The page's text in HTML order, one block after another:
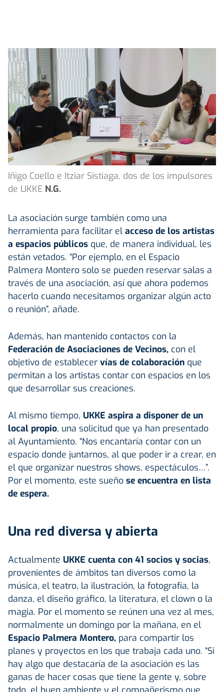
Iñigo Coello e Itziar Sistiaga, dos de los impulsores
de UKKE N.G.
La asociación surge también como una
herramienta para facilitar el acceso de los artistas
a espacios públicos que, de manera individual, les
están vetados. “Por ejemplo, en el Espacio
Palmera Montero solo se pueden reservar salas a
través de una asociación, así que ahora podemos
hacerlo cuando necesitamos organizar algún acto
o reunión”, añade.
Además, han mantenido contactos con la
Federación de Asociaciones de Vecinos, con el
objetivo de establecer vías de colaboración que
permitan a los artistas contar con espacios en los
que desarrollar sus creaciones.
Al mismo tiempo, UKKE aspira a disponer de un
local propio, una solicitud que ya han presentado
al Ayuntamiento. “Nos encantaría contar con un
espacio donde juntarnos, al que poder ir a crear, en
el que organizar nuestros shows, espectáculos…”.
Por el momento, este sueño se encuentra en lista
de espera.
Una red diversa y abierta
Actualmente UKKE cuenta con 41 socios y socias,
provenientes de ámbitos tan diversos como la
música, el teatro, la ilustración, la fotografía, la
danza, el diseño gráfico, la literatura, el clown o la
magia. Por el momento se reúnen una vez al mes,
normalmente un domingo por la mañana, en el
Espacio Palmera Montero, para compartir los
planes y proyectos en los que trabaja cada uno. “Si
hay algo que destacaría de la asociación es las
ganas de hacer cosas que tiene la gente y, sobre